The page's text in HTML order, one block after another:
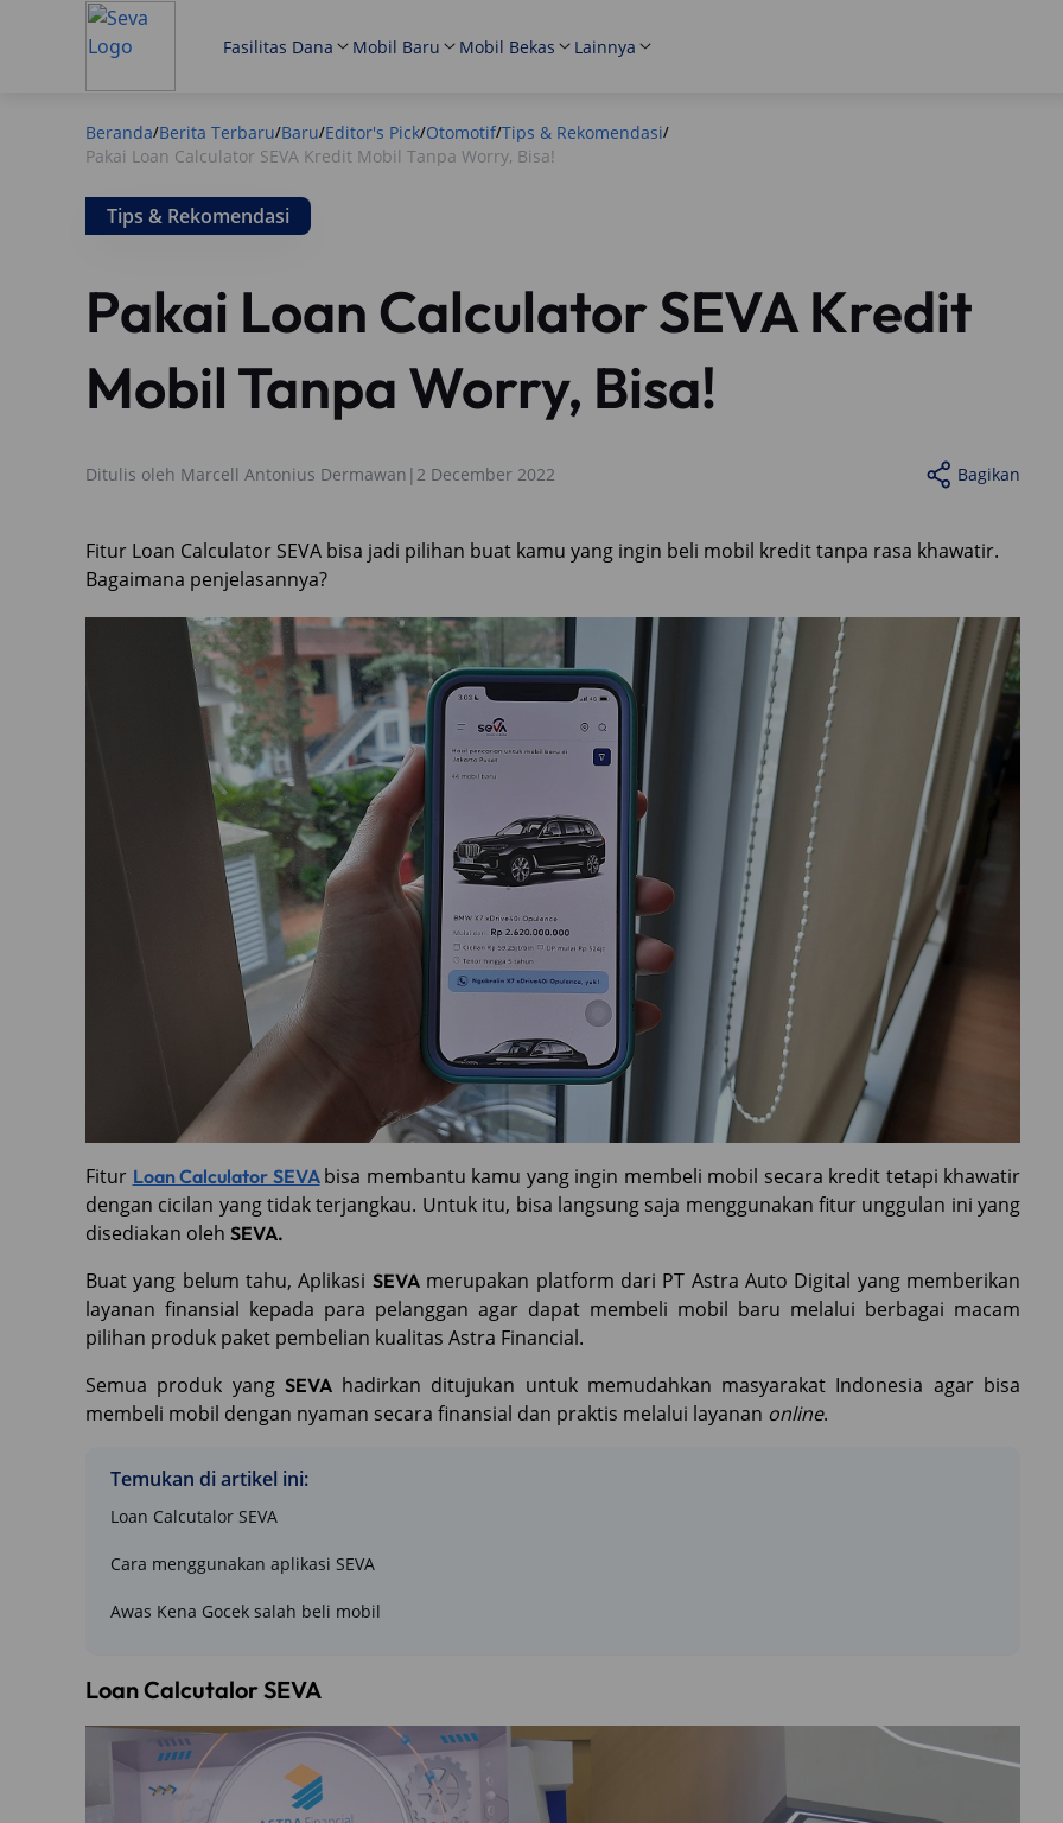
Fasilitas Dana Mobil Baru Mobil Bekas Lainnya
Beranda/Berita Terbaru/Baru/Editor's Pick/Otomotif/Tips & Rekomendasi/
Pakai Loan Calculator SEVA Kredit Mobil Tanpa Worry, Bisa!
Tips & Rekomendasi
Pakai Loan Calculator SEVA Kredit
Mobil Tanpa Worry, Bisa!
Ditulis oleh Marcell Antonius Dermawan | 2 December 2022 Bagikan
Fitur Loan Calculator SEVA bisa jadi pilihan buat kamu yang ingin beli mobil kredit tanpa rasa khawatir.
Bagaimana penjelasannya?
Fitur Loan Calculator SEVA bisa membantu kamu yang ingin membeli mobil secara kredit tetapi khawatir
dengan cicilan yang tidak terjangkau. Untuk itu, bisa langsung saja menggunakan fitur unggulan ini yang
disediakan oleh SEVA.
Buat yang belum tahu, Aplikasi SEVAmerupakan platform dari PT Astra Auto Digital yang memberikan
layanan finansial kepada para pelanggan agar dapat membeli mobil baru melalui berbagai macam
pilihan produk paket pembelian kualitas Astra Financial.
Semua produk yang SEVAhadirkan ditujukan untuk memudahkan masyarakat Indonesia agar bisa
membeli mobil dengan nyaman secara finansial dan praktis melalui layanan online.
Temukan di artikel ini:
Loan Calcutalor SEVA
Cara menggunakan aplikasi SEVA
Awas Kena Gocek salah beli mobil
Loan Calcutalor SEVA